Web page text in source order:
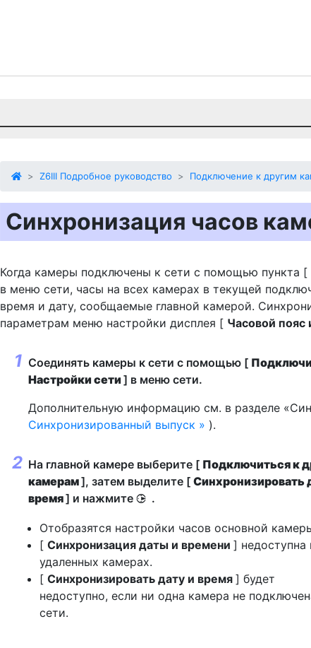
Z6III Подробное руководство Подключение к другим
Синхронизация часов
Когда камеры подключены к сети с помощью пункта [
в меню сети, часы на всех камерах в текущей
время и дату, сообщаемые главной камерой.
параметрам меню настройки дисплея [ Часовой пояс
Соединять камеры к сети с помощью [
Настройки сети] в меню сети.
Дополнительную информацию см. в разделе
Синхронизированный выпуск ).
На главной камере выберите [ Подключиться к
камерам], затем выделите [ Синхронизировать
время] и нажмите 2 .
Отобразятся настройки часов основной
[ Синхронизация даты и времени ] недоступна
удаленных камерах.
[ Синхронизировать дату и время ] будет
недоступно, если ни одна камера не
сети.